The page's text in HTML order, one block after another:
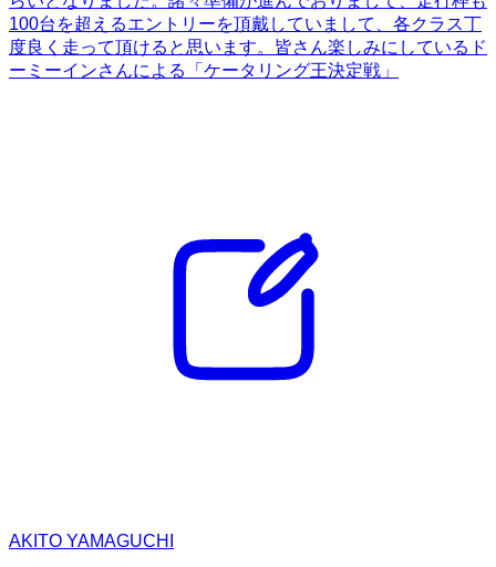
100台を超えるエントリーを頂戴していまして、各クラス丁
度良く走って頂けると思います。皆さん楽しみにしているド
ーミーインさんによる「ケータリング王決定戦」
AKITO YAMAGUCHI